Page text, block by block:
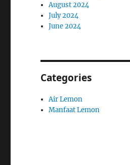
August 2024
July 2024
June 2024
Categories
Air Lemon
Manfaat Lemon